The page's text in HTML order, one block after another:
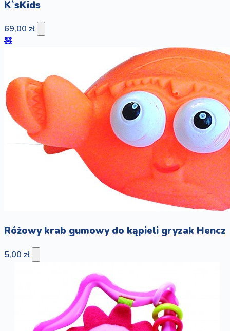
K`sKids
69,00 zł
🧸
Różowy krab gumowy do kąpieli gryzak Hencz
5,00 zł